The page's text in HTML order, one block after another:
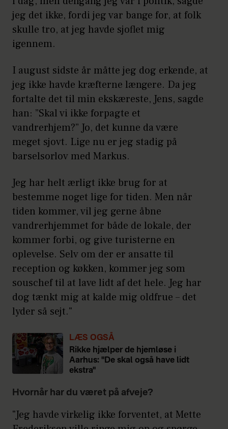
jeg det ikke, fordi jeg var bange for, at folk
skulle tro, at jeg havde sjoflet mig
igennem.
I august sidste år måtte jeg dog erkende, at
jeg ikke havde kræfterne længere. Da jeg
fortalte det til min ekskæreste, Jens, sagde
han: ”Skal vi ikke forpagte et
vandrerhjem?” Jo, det kunne da være
meget sjovt. Lige nu er jeg stadig på
barselsorlov med Markus.
Jeg har helt ærligt ikke brug for at
bestemme noget lige for tiden. Men når
tiden kommer, vil jeg gerne åbne
vandrerhjemmet for både de lokale, der
kommer forbi, og give turisterne en
oplevelse. Selv om der er ansatte til
reception og køkken, kommer jeg som
souschef til at lave lidt af det hele. Jeg har
dog tænkt mig at kalde mig oldfrue – det
lyder så sejt."
LÆS OGSÅ
Rikke hjælper de hjemløse i
Aarhus: "De skal også have lidt
ekstra"
Hvornår har du været på afveje?
"Jeg havde virkelig ikke forventet, at Mette